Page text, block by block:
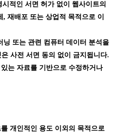
적인 서면 허가 없이 웹사이트의
재배포 또는 상업적 목적으로 이
닝 또는 관련 컴퓨터 데이터 분석을
사전 서면 동의 없이 금지됩니다.
있는 자료를 기반으로 수정하거나
개인적인 용도 이외의 목적으로